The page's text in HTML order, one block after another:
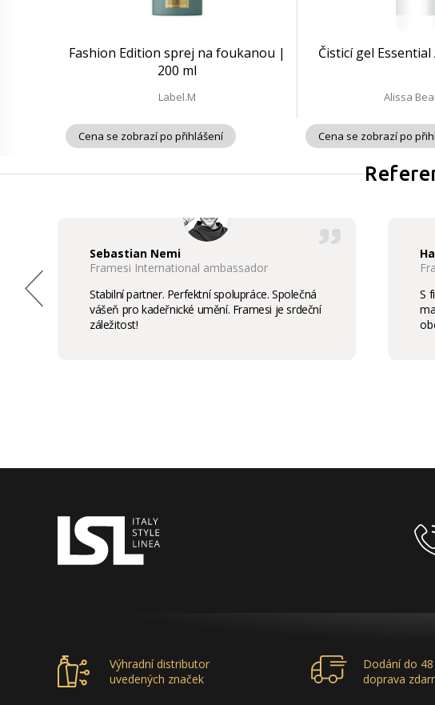
Fashion Edition sprej na foukanou |
200 ml
Label.M
Cena se zobrazí po přihlášení
Čisticí gel
Alissa
Cena se zobrazí po
Sebastian Nemi
Framesi International ambassador
Stabilní partner. Perfektní spolupráce. Společná
vášeň pro kadeřnické umění. Framesi je srdeční
záležitost!
S
Výhradní distributor
uvedených značek
Dodání do
doprava